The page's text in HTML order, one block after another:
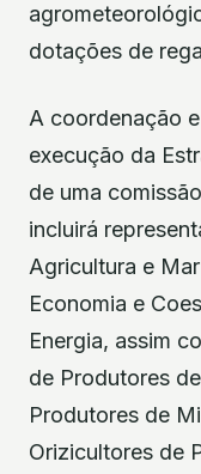
dotações de
A coordenação
execução da
de uma
incluirá
Agricultura e
Economia e
Energia, assim
de Produtores
Produtores de
Orizicultores de